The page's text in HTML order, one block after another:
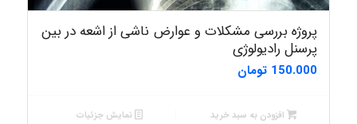
پروژه بررسی مشکلات و عوارض ناشی از اشعه در بین
پرسنل رادیولوژی
150.000 تومان
افزودن به سبد خرید نمایش جزئیات